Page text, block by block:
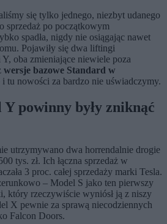
się tylko jednego, niezbyt udanego
sprzedaż po początkowym
spadła, nigdy nie osiągając nawet
Pojawiły się dwa liftingi
oba zmieniające niewiele poza
wersje bazowe Standard w
i tu nowości za bardzo nie uświadczymy.
powinny były zniknąć
utrzymywano dwa horrendalnie drogie
tys. zł. Ich łączna sprzedaż w
3 proc. całej sprzedaży marki Tesla.
– Model S jako ten pierwszy
który rzeczywiście wyniósł ją z niszy
X pewnie za sprawą niecodziennych
Falcon Doors.